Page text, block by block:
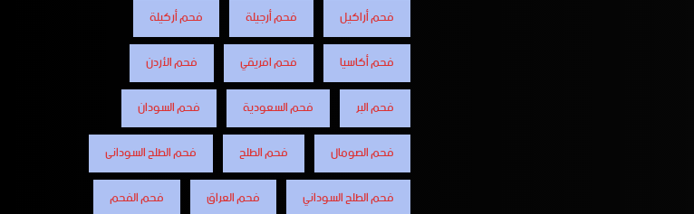
فحم أراكيل
فحم أرجيلة
فحم أركيلة
فحم أكاسيا
فحم افريقي
فحم الأردن
فحم البر
فحم السعودية
فحم السودان
فحم الصومال
فحم الطلح
فحم الطلح السودانى
فحم الطلح السوداني
فحم العراق
فحم الفحم